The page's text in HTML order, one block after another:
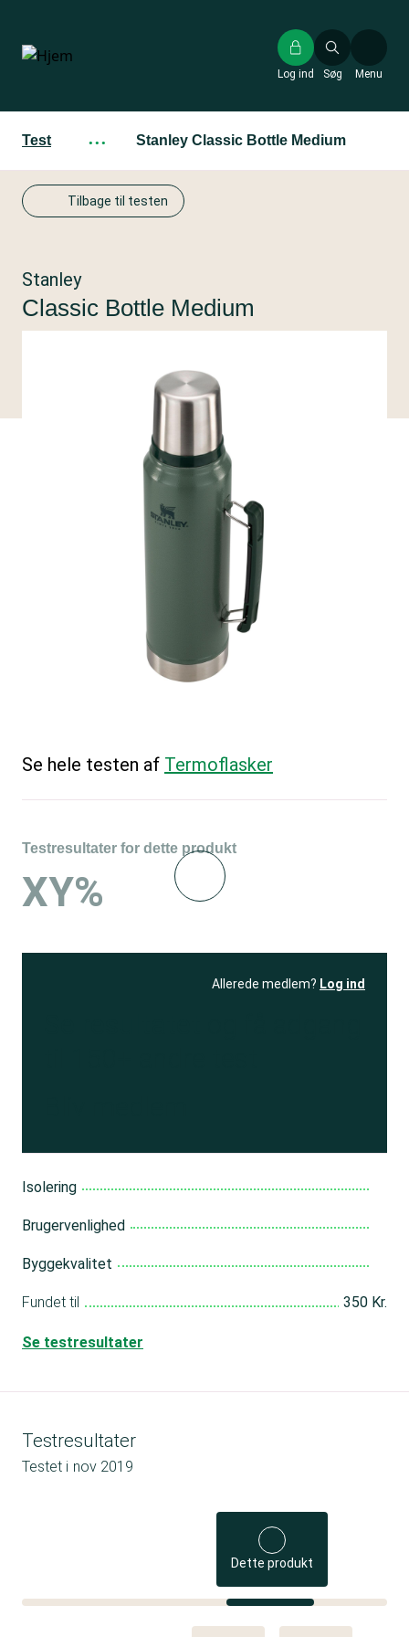
hovedindhold
Søg
Log ind Menu
Test ··· Stanley Classic Bottle Medium
Tilbage til testen
Stanley
Classic Bottle Medium
Se hele testen af Termoflasker
Testresultater for dette produkt
XY%
Allerede medlem? Log ind
Isolering
Brugervenlighed
Byggekvalitet
Fundet til 350 Kr.
Se testresultater
Testresultater
Testet i nov 2019
Dette produkt